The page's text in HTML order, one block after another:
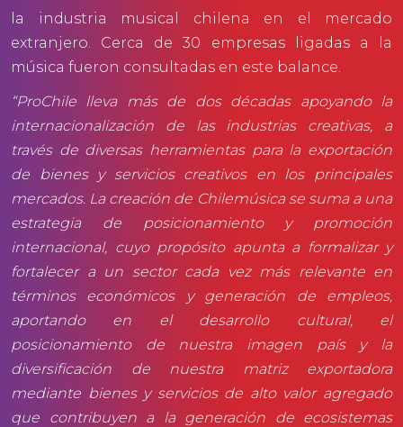
la industria musical chilena en el mercado
extranjero. Cerca de 30 empresas ligadas a la
música fueron consultadas en este balance.
“ProChile lleva más de dos décadas apoyando la
internacionalización de las industrias creativas, a
través de diversas herramientas para la exportación
de bienes y servicios creativos en los principales
mercados. La creación de Chilemúsica se suma a una
estrategia de posicionamiento y promoción
internacional, cuyo propósito apunta a formalizar y
fortalecer a un sector cada vez más relevante en
términos económicos y generación de empleos,
aportando en el desarrollo cultural, el
posicionamiento de nuestra imagen país y la
diversificación de nuestra matriz exportadora
mediante bienes y servicios de alto valor agregado
que contribuyen a la generación de ecosistemas